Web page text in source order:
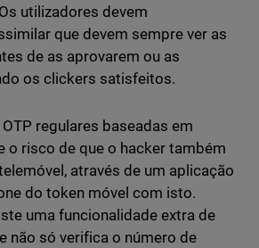
utilizadores devem
que devem sempre ver as
de as aprovarem ou as
os clickers satisfeitos.
regulares baseadas em
o risco de que o hacker também
através de um aplicação
do token móvel com isto.
uma funcionalidade extra de
não só verifica o número de